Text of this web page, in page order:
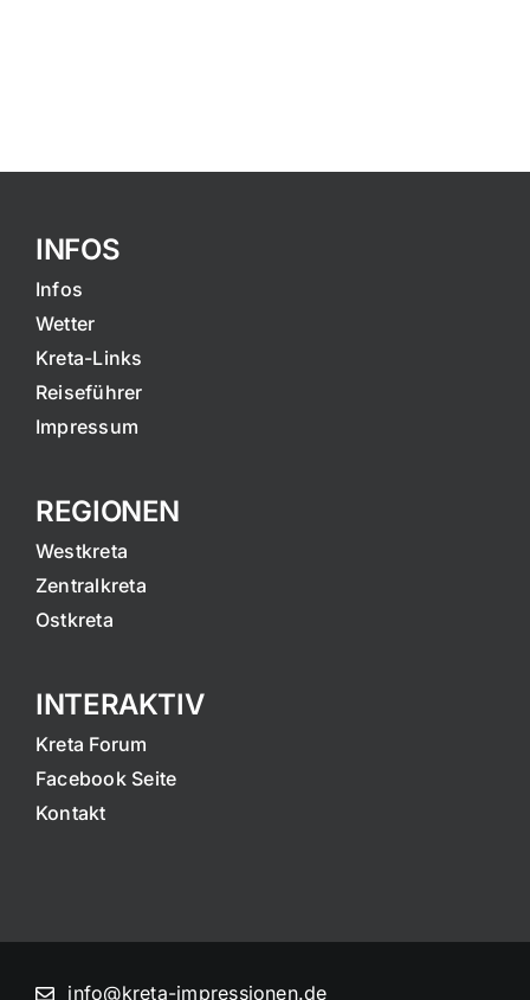
INFOS
Infos
Wetter
Kreta-Links
Reiseführer
Impressum
REGIONEN
Westkreta
Zentralkreta
Ostkreta
INTERAKTIV
Kreta Forum
Facebook Seite
Kontakt
info@kreta-impressionen.de